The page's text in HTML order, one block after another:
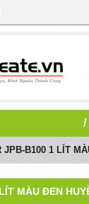
/
B100 1 LÍT
MÀU ĐEN